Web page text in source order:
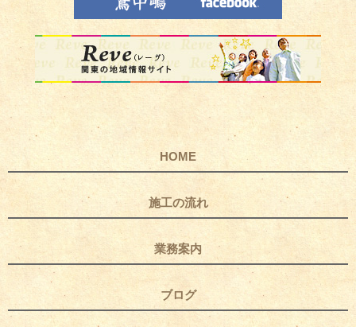
HOME
施工の流れ
業務案内
ブログ